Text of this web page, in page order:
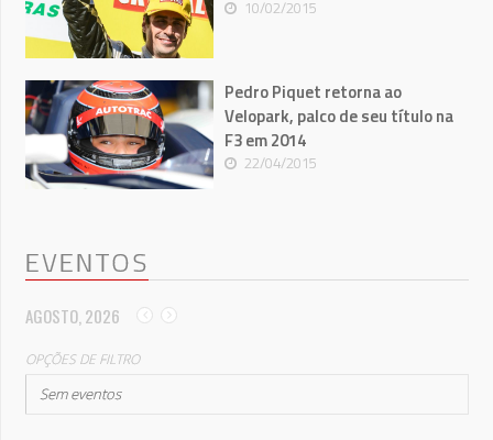
10/02/2015
Pedro Piquet retorna ao
Velopark, palco de seu título na
F3 em 2014
22/04/2015
EVENTOS
AGOSTO, 2026
OPÇÕES DE FILTRO
Sem eventos